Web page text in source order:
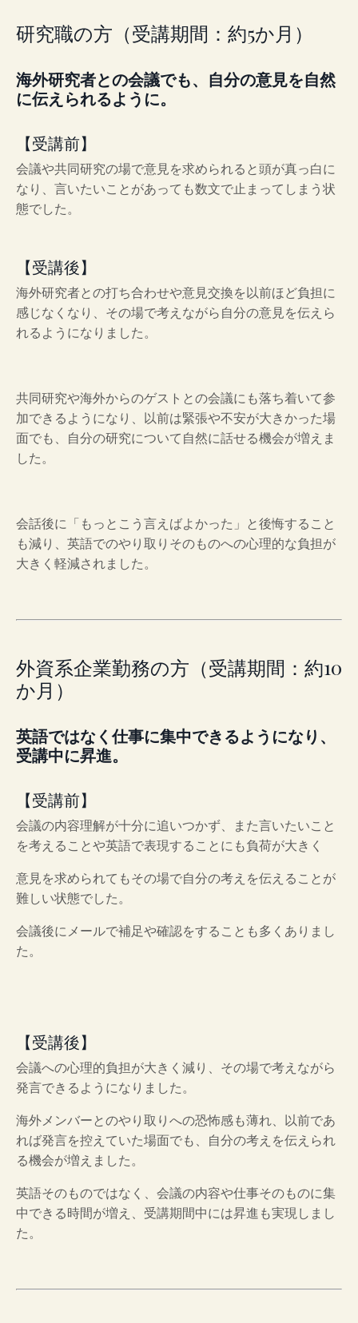
研究職の方（受講期間：約5か月）
海外研究者との会議でも、自分の意見を自然
に伝えられるように。
【受講前】
会議や共同研究の場で意見を求められると頭が真っ白に
なり、言いたいことがあっても数文で止まってしまう状
態でした。
【受講後】
海外研究者との打ち合わせや意見交換を以前ほど負担に
感じなくなり、その場で考えながら自分の意見を伝えら
れるようになりました。
共同研究や海外からのゲストとの会議にも落ち着いて参
加できるようになり、以前は緊張や不安が大きかった場
面でも、自分の研究について自然に話せる機会が増えま
した。
会話後に「もっとこう言えばよかった」と後悔すること
も減り、英語でのやり取りそのものへの心理的な負担が
大きく軽減されました。
外資系企業勤務の方（受講期間：約10
か月）
英語ではなく仕事に集中できるようになり、
受講中に昇進。
【受講前】
会議の内容理解が十分に追いつかず、また言いたいこと
を考えることや英語で表現することにも負荷が大きく
意見を求められてもその場で自分の考えを伝えることが
難しい状態でした。
会議後にメールで補足や確認をすることも多くありまし
た。
【受講後】
会議への心理的負担が大きく減り、その場で考えながら
発言できるようになりました。
海外メンバーとのやり取りへの恐怖感も薄れ、以前であ
れば発言を控えていた場面でも、自分の考えを伝えられ
る機会が増えました。
英語そのものではなく、会議の内容や仕事そのものに集
中できる時間が増え、受講期間中には昇進も実現しまし
た。